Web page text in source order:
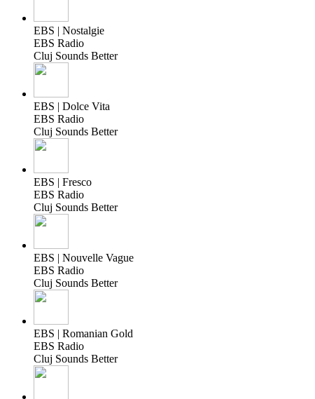
EBS | Nostalgie
EBS Radio
Cluj Sounds Better
EBS | Dolce Vita
EBS Radio
Cluj Sounds Better
EBS | Fresco
EBS Radio
Cluj Sounds Better
EBS | Nouvelle Vague
EBS Radio
Cluj Sounds Better
EBS | Romanian Gold
EBS Radio
Cluj Sounds Better